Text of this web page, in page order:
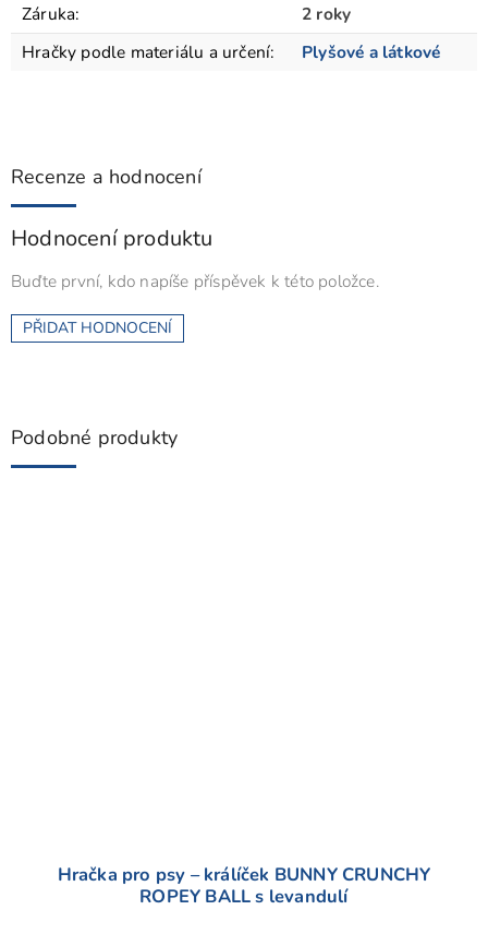
Záruka:
2 roky
Hračky podle materiálu a určení: Plyšové a látkové
Recenze a hodnocení
Hodnocení produktu
Buďte první, kdo napíše příspěvek k této položce.
PŘIDAT HODNOCENÍ
Podobné produkty
Hračka pro psy – králíček BUNNY CRUNCHY
ROPEY BALL s levandulí